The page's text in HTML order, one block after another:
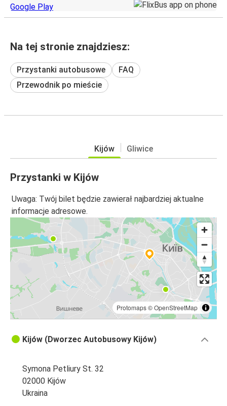
Na tej stronie znajdziesz:
Przystanki autobusowe
FAQ
Przewodnik po mieście
Kijów Gliwice
Przystanki w Kijów
Uwaga: Twój bilet będzie zawierał najbardziej aktualne
informacje adresowe.
Protomaps©OpenStreetMap
Kijów (Dworzec Autobusowy Kijów)
Symona Petliury St. 32
02000 Kijów
Ukraina